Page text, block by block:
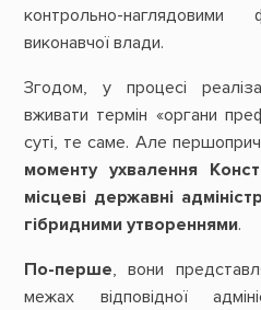
контрольно-
виконавчої влади.
Згодом, у процесі
вживати термін «органи
суті, те саме. Але
моменту ухвалення
місцеві державні
гібридними утвореннями.
По-перше, вони
межах відповідної